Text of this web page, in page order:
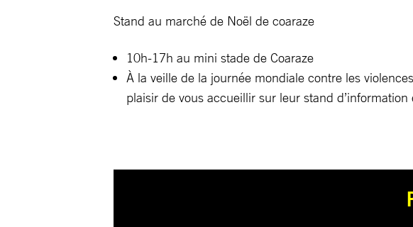
Stand au marché de Noël de coaraze
10h-17h au mini stade de Coaraze
À la veille de la journée mondiale contre les
plaisir de vous accueillir sur leur stand